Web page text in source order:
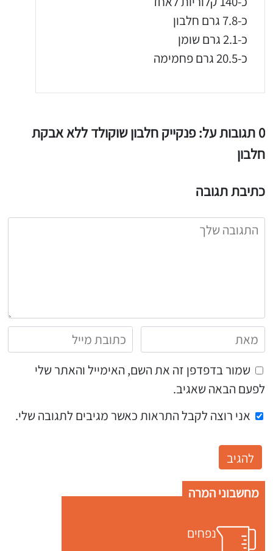
כ-7.8 גרם חלבון
כ-2.1 גרם שומן
כ-20.5 גרם פחמימה
0 תגובות על: פנקייק חלבון שוקולד ללא אבקת
חלבון
כתיבת תגובה
שמור בדפדפן זה את השם, האימייל והאתר שלי
לפעם הבאה שאגיב.
אני רוצה לקבל התראות כאשר מגיבים לתגובה שלי.
מחשבוני המרה
נפחים